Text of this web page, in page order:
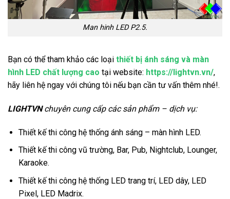
Man hinh LED P2.5.
Bạn có thể tham khảo các loại thiết bị ánh sáng và màn
hình LED chất lượng cao tại website: https://lightvn.vn/,
hãy liên hệ ngay với chúng tôi nếu bạn cần tư vấn thêm nhé!.
LIGHTVNchuyên cung cấp các sản phẩm – dịch vụ:
Thiết kế thi công hệ thống ánh sáng – màn hình LED.
Thiết kế thi công vũ trường, Bar, Pub, Nightclub, Lounger,
Karaoke.
Thiết kế thi công hệ thống LED trang trí, LED dây, LED
Pixel, LED Madrix.